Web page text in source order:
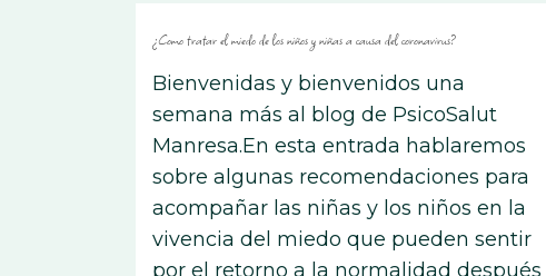
¿Como tratar el miedo de los niños y niñas a causa del coronavirus?
Bienvenidas y bienvenidos una
semana más al blog de PsicoSalut
Manresa.En esta entrada hablaremos
sobre algunas recomendaciones para
acompañar las niñas y los niños en la
vivencia del miedo que pueden sentir
por el retorno a la normalidad después